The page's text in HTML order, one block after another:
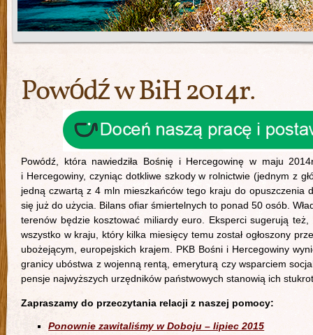
Powódź w BiH 2014r.
Powódź, która nawiedziła Bośnię i Hercegowinę w maju
i Hercegowiny, czyniąc dotkliwe szkody w rolnictwie (jednym z
jedną czwartą z 4 mln mieszkańców tego kraju do
się już do użycia. Bilans ofiar śmiertelnych to ponad 50 osób.
terenów będzie kosztować miliardy euro. Eksperci sugerują
wszystko w kraju, który kilka miesięcy temu został ogłoszony
ubożejącym, europejskich krajem. PKB Bośni i Hercegowiny
granicy ubóstwa z wojenną rentą, emeryturą czy wsparciem
pensje najwyższych urzędników państwowych stanowią ich
Zapraszamy do przeczytania relacji z naszej pomocy:
Ponownie zawitaliśmy w Doboju – lipiec 2015